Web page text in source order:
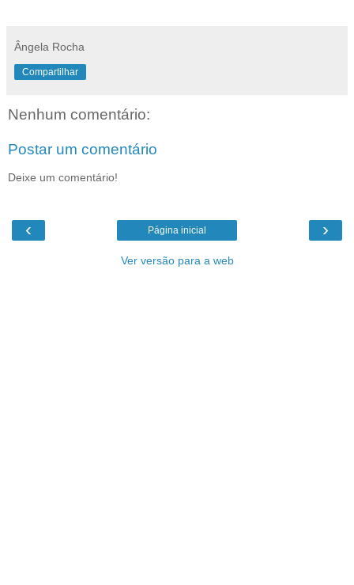
Ângela Rocha
Compartilhar
Nenhum comentário:
Postar um comentário
Deixe um comentário!
‹ ›
Página inicial
Ver versão para a web